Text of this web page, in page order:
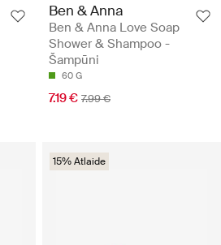
Ben & Anna
Ben & Anna Love Soap
Shower & Shampoo -
Šampūni
60 G
7.19 € 7.99 €
15% Atlaide